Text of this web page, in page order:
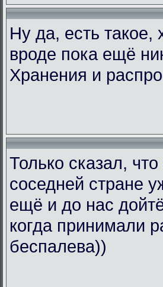
Ну да, есть такое,
вроде пока ещё
Хранения и
Только сказал,
соседней стране
ещё и до нас
когда принимали
беспалева))